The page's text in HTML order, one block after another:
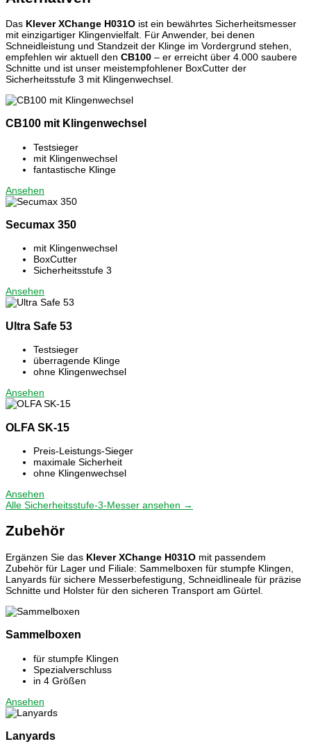
Das Klever XChange H031O ist ein bewährtes Sicherheitsmesser
mit einzigartiger Klingenvielfalt. Für Anwender, bei denen
Schneidleistung und Standzeit der Klinge im Vordergrund stehen,
empfehlen wir aktuell den CB100 – er erreicht über 4.000 saubere
Schnitte und ist unser meistempfohlener BoxCutter der
Sicherheitsstufe 3 mit Klingenwechsel.
CB100 mit Klingenwechsel
Testsieger
mit Klingenwechsel
fantastische Klinge
Ansehen
Secumax 350
mit Klingenwechsel
BoxCutter
Sicherheitsstufe 3
Ansehen
Ultra Safe 53
Testsieger
überragende Klinge
ohne Klingenwechsel
Ansehen
OLFA SK-15
Preis-Leistungs-Sieger
maximale Sicherheit
ohne Klingenwechsel
Ansehen
Alle Sicherheitsstufe-3-Messer ansehen →
Zubehör
Ergänzen Sie das Klever XChange H031O mit passendem
Zubehör für Lager und Filiale: Sammelboxen für stumpfe Klingen,
Lanyards für sichere Messerbefestigung, Schneidlineale für präzise
Schnitte und Holster für den sicheren Transport am Gürtel.
Sammelboxen
für stumpfe Klingen
Spezialverschluss
in 4 Größen
Ansehen
Lanyards